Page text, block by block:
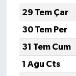
29 Tem Çar
30 Tem Per
31 Tem Cum
1 Ağu Cts